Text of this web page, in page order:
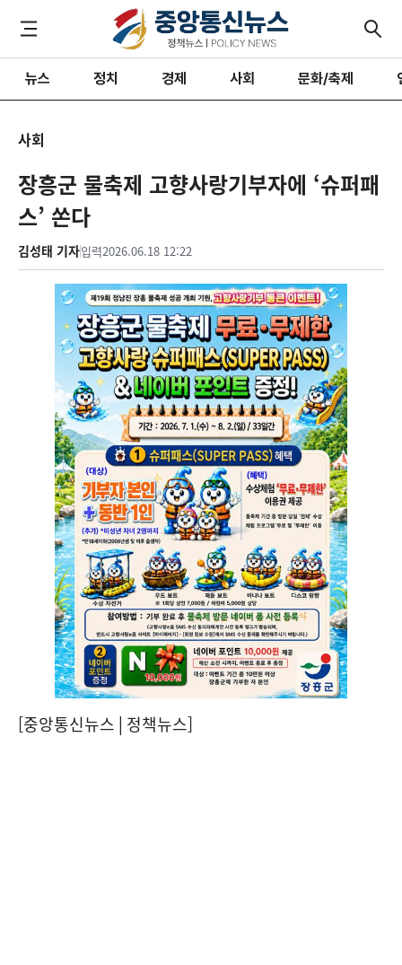
뉴스 정치 경제 사회 문화/축제
사회
장흥군 물축제 고향사랑기부자에 ‘슈퍼패
스’ 쏜다
김성태 기자입력2026.06.18 12:22
[중앙통신뉴스│정책뉴스]